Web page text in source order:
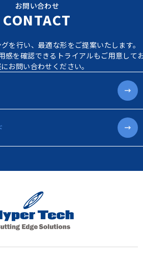
お問い合わせ
CONTACT
を行い、最適な形をご提案いたします。
感を確認できるトライアルもご用意して
お問い合わせください。